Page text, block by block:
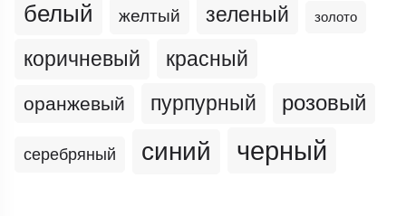
белый желтый зеленый золото
коричневый красный
оранжевый пурпурный розовый
серебряный синий черный